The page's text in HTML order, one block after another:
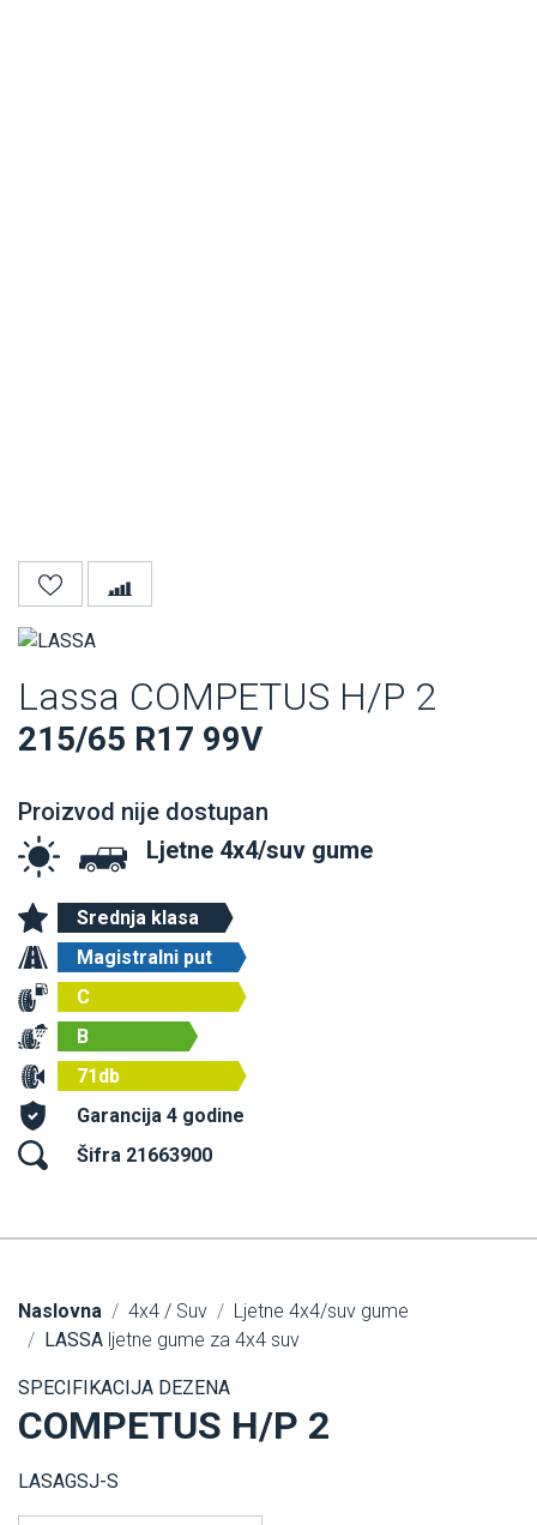
Lassa COMPETUS H/P 2
215/65 R17 99V
Proizvod nije dostupan
Ljetne 4x4/suv gume
Srednja klasa
Magistralni put
C
B
71db
Garancija 4 godine
Šifra 21663900
Naslovna 4x4 / Suv
Ljetne 4x4/suv gume
LASSA ljetne gume za 4x4 suv
SPECIFIKACIJA DEZENA
COMPETUS H/P 2
LASAGSJ-S